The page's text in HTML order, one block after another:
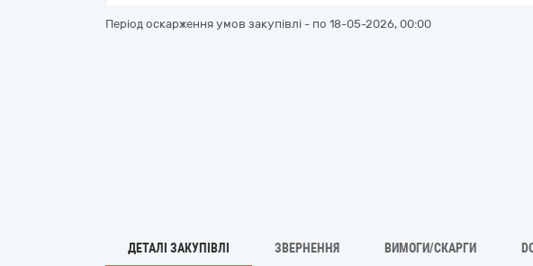
Період оскарження умов закупівлі - по 18-05-2026, 00:00
ДЕТАЛІ ЗАКУПІВЛІ ЗВЕРНЕННЯ ВИМОГИ/СКАРГИ